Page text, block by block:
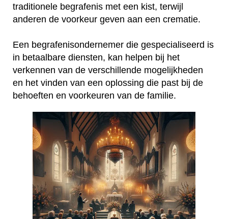
traditionele begrafenis met een kist, terwijl
anderen de voorkeur geven aan een crematie.
Een begrafenisondernemer die gespecialiseerd is
in betaalbare diensten, kan helpen bij het
verkennen van de verschillende mogelijkheden
en het vinden van een oplossing die past bij de
behoeften en voorkeuren van de familie.